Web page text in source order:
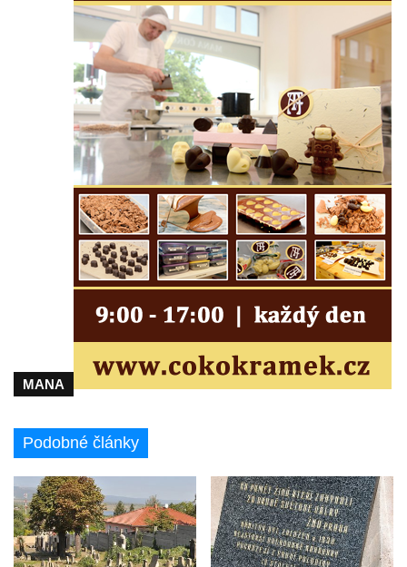
MANA
Podobné články